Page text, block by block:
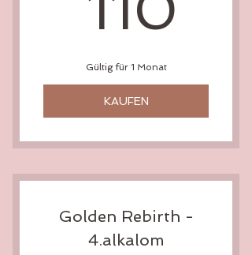
Gültig für 1 Monat
KAUFEN
Golden Rebirth -
4.alkalom